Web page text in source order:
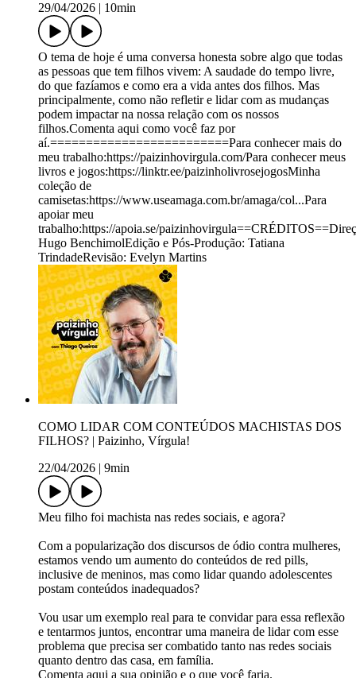
29/04/2026
10min
O tema de hoje é uma conversa honesta sobre algo que todas
as pessoas que tem filhos vivem: A saudade do tempo livre,
do que fazíamos e como era a vida antes dos filhos. Mas
principalmente, como não refletir e lidar com as mudanças
podem impactar na nossa relação com os nossos
filhos.Comenta aqui como você faz por
aí.=========================Para conhecer mais do
meu trabalho:https://paizinhovirgula.com/Para conhecer meus
livros e jogos:https://linktr.ee/paizinholivrosejogosMinha
coleção de
camisetas:https://www.useamaga.com.br/amaga/col...Para
apoiar meu
trabalho:https://apoia.se/
Hugo BenchimolEdição e Pós-Produção: Tatiana
TrindadeRevisão: Evelyn Martins
COMO LIDAR COM CONTEÚDOS MACHISTAS DOS
FILHOS? | Paizinho, Vírgula!
22/04/2026
9min
Meu filho foi machista nas redes sociais, e agora?
Com a popularização dos discursos de ódio contra mulheres,
estamos vendo um aumento do conteúdos de red pills,
inclusive de meninos, mas como lidar quando adolescentes
postam conteúdos inadequados?
Vou usar um exemplo real para te convidar para essa reflexão
e tentarmos juntos, encontrar uma maneira de lidar com esse
problema que precisa ser combatido tanto nas redes sociais
quanto dentro das casa, em família.
Comenta aqui a sua opinião e o que você faria.